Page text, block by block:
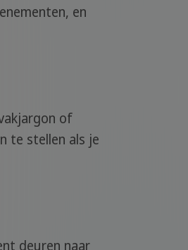
en
of
te stellen als je
deuren naar